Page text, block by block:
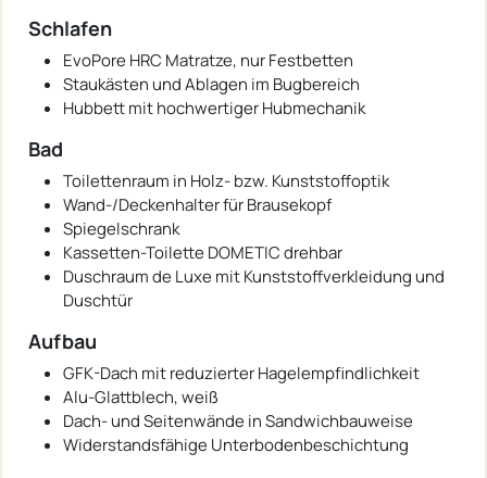
Schlafen
EvoPore HRC Matratze, nur Festbetten
Staukästen und Ablagen im Bugbereich
Hubbett mit hochwertiger Hubmechanik
Bad
Toilettenraum in Holz- bzw. Kunststoffoptik
Wand-/Deckenhalter für Brausekopf
Spiegelschrank
Kassetten-Toilette DOMETIC drehbar
Duschraum de Luxe mit Kunststoffverkleidung und
Duschtür
Aufbau
GFK-Dach mit reduzierter Hagelempfindlichkeit
Alu-Glattblech, weiß
Dach- und Seitenwände in Sandwichbauweise
Widerstandsfähige Unterbodenbeschichtung